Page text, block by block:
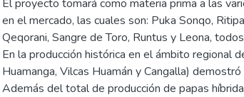
El proyecto tomará como materia prima a las
en el mercado, las cuales son: Puka Sonqo,
Qeqorani, Sangre de Toro, Runtus y Leona,
En la producción histórica en el ámbito regional
Huamanga, Vilcas Huamán y Cangalla)
Además del total de producción de papas